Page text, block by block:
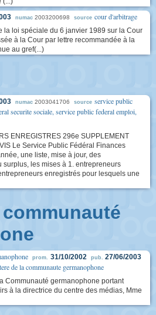
numac 2003200698 source cour d'arbitrage
la loi spéciale du 6 janvier 1989 sur la Cour
à la Cour par lettre recommandée à la
au gref(...)
numac 2003041706 source service public
securite sociale, service public federal emploi,
ENREGISTRES 296e SUPPLEMENT
Le Service Public Fédéral Finances
une liste, mise à jour, des
surplus, les mises à 1. entrepreneurs
enregistrés pour lesquels une
prom. 31/10/2002 pub. 27/06/2003
de la communaute germanophone
Communauté germanophone portant
à la directrice du centre des médias, Mme